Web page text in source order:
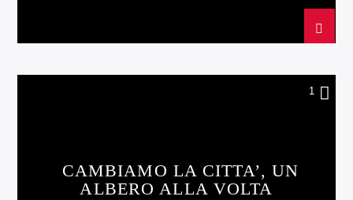
1
CAMBIAMO LA CITTA’, UN
ALBERO ALLA VOLTA